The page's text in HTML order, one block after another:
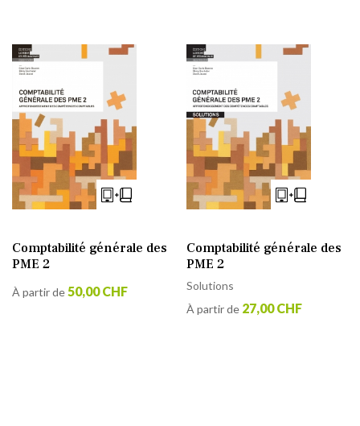
Comptabilité générale des
PME 2
À partir de 50,00 CHF
Comptabilité générale des
PME 2
Solutions
À partir de 27,00 CHF